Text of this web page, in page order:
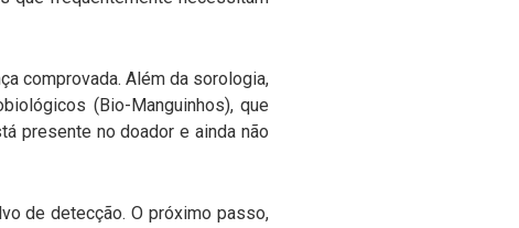
comprovada. Além da sorologia,
(Bio-Manguinhos), que
presente no doador e ainda não
de detecção. O próximo passo,